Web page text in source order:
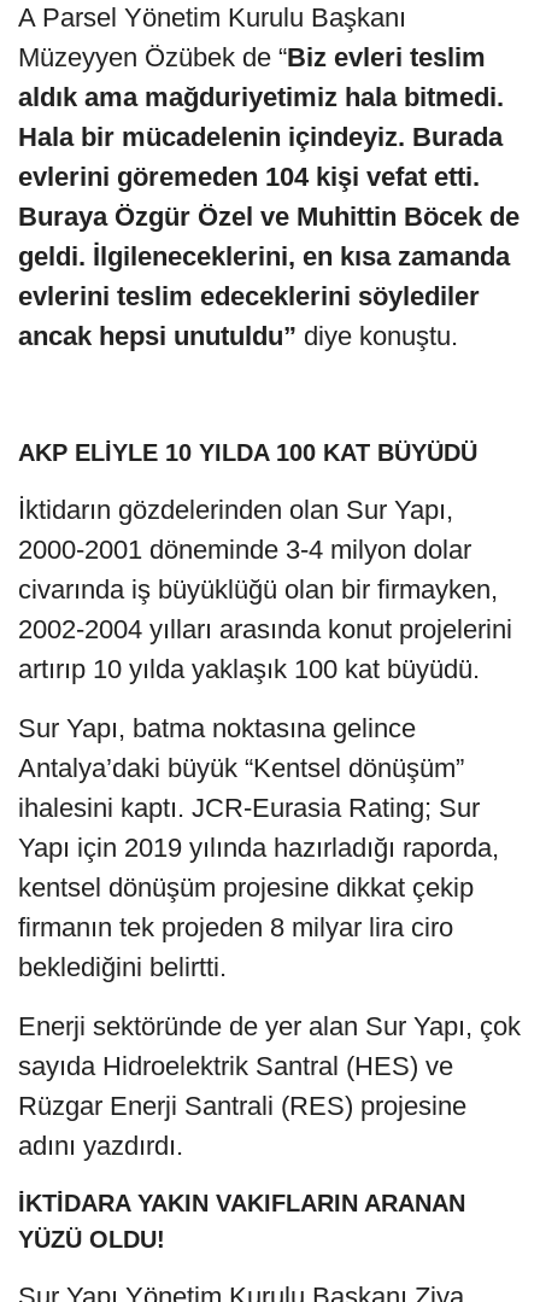
A Parsel Yönetim Kurulu Başkanı
Müzeyyen Özübek de “Biz evleri teslim
aldık ama mağduriyetimiz hala bitmedi.
Hala bir mücadelenin içindeyiz. Burada
evlerini göremeden 104 kişi vefat etti.
Buraya Özgür Özel ve Muhittin Böcek de
geldi. İlgileneceklerini, en kısa zamanda
evlerini teslim edeceklerini söylediler
ancak hepsi unutuldu” diye konuştu.
AKP ELİYLE 10 YILDA 100 KAT BÜYÜDÜ
İktidarın gözdelerinden olan Sur Yapı,
2000-2001 döneminde 3-4 milyon dolar
civarında iş büyüklüğü olan bir firmayken,
2002-2004 yılları arasında konut projelerini
artırıp 10 yılda yaklaşık 100 kat büyüdü.
Sur Yapı, batma noktasına gelince
Antalya’daki büyük “Kentsel dönüşüm”
ihalesini kaptı. JCR-Eurasia Rating; Sur
Yapı için 2019 yılında hazırladığı raporda,
kentsel dönüşüm projesine dikkat çekip
firmanın tek projeden 8 milyar lira ciro
beklediğini belirtti.
Enerji sektöründe de yer alan Sur Yapı, çok
sayıda Hidroelektrik Santral (HES) ve
Rüzgar Enerji Santrali (RES) projesine
adını yazdırdı.
İKTİDARA YAKIN VAKIFLARIN ARANAN
YÜZÜ OLDU!